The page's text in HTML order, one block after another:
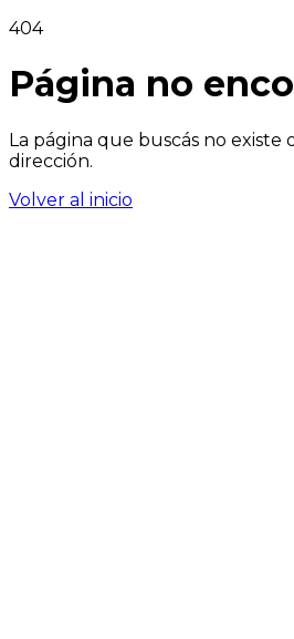
404
Página no
La página que buscás no existe
dirección.
Volver al inicio